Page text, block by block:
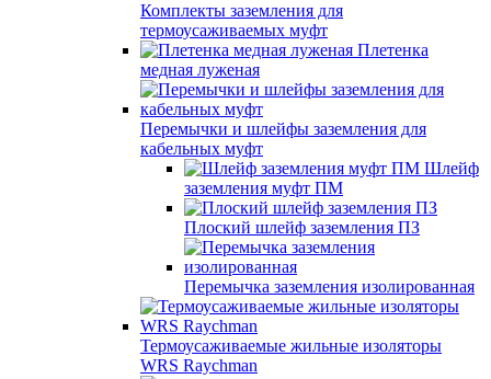
Комплекты заземления для
термоусаживаемых муфт
Плетенка
медная луженая
Перемычки и шлейфы заземления для
кабельных муфт
Шлейф
заземления муфт ПМ
Плоский шлейф заземления ПЗ
Перемычка заземления изолированная
Термоусаживаемые жильные изоляторы
WRS Raychman